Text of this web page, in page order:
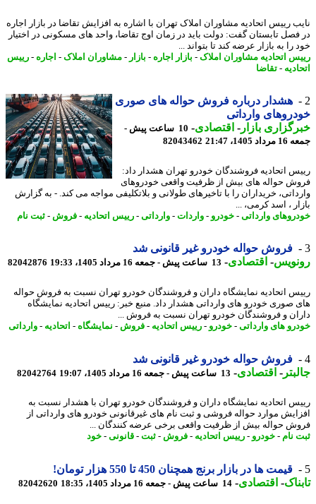
رییس اتحادیه مشاوران املاک تهران با اشاره به افزایش تقاضا در بازار اجاره
تابستان گفت: دولت باید در زمان اوج تقاضا، واحد های مسکونی در اختیار
را به بازار عرضه کند تا بتواند ...
اتحادیه مشاوران املاک-بازار اجاره-بازار - مشاوران املاک-اجاره-رییس
-تقاضا
هشدار درباره فروش حواله های صوری
وارداتی
بازار- اقتصادی-
10 ساعت پیش -
21:47
82043462
اتحادیه فروشندگان خودرو تهران هشدار داد:
حواله های بیش از ظرفیت واقعی خودروهای
خریداران را با تاخیرهای طولانی و بلاتکلیفی مواجه می کند. - به گزارش
، اسد کرمی، ...
وارداتی-خودرو-واردات - وارداتی-رییس اتحادیه-فروش -ثبت نام
فروش حواله خودرو غیر قانونی شد
-اقتصادی-13 ساعت پیش - جمعه 16 مرداد 1405، 19:33 82042876
اتحادیه نمایشگاه داران و فروشندگان خودرو تهران نسبت به فروش حواله
صوری خودرو های وارداتی هشدار داد. منبع خبر: رییس اتحادیه نمایشگاه
و فروشندگان خودرو تهران نسبت به فروش ...
های وارداتی-خودرو-رییس اتحادیه-فروش -نمایشگاه-اتحادیه-وارداتی
فروش حواله خودرو غیر قانونی شد
-اقتصادی-13 ساعت پیش - جمعه 16 مرداد 1405، 19:07 82042764
اتحادیه نمایشگاه داران و فروشندگان خودرو تهران با هشدار نسبت به
موارد حواله فروشی و ثبت نام های غیرقانونی خودرو های وارداتی از
حواله بیش از ظرفیت واقعی برخی عرضه کنندگان ...
نام-خودرو-رییس اتحادیه-فروش -ثبت -قانونی-خود
قیمت ها در بازار برنج همچنان 450 تا 550 هزار تومان!
-اقتصادی-14 ساعت پیش - جمعه 16 مرداد 1405، 18:35 82042620